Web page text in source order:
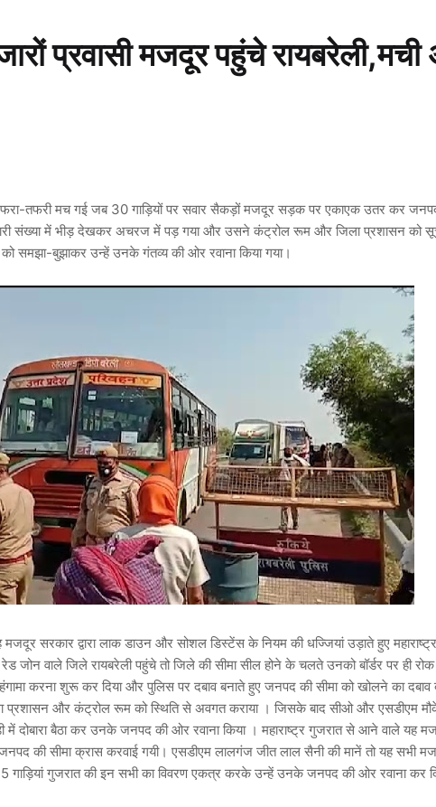
प्रवासी मजदूर पहुंचे रायबरेली,मची
अफरा-तफरी मच गई जब 30 गाड़ियों पर सवार सैकड़ों मजदूर सड़क पर एकाएक उतर कर
संख्या में भीड़ देखकर अचरज में पड़ गया और उसने कंट्रोल रूम और जिला प्रशासन को
समझा-बुझाकर उन्हें उनके गंतव्य की ओर रवाना किया गया।
सरकार द्वारा लाक डाउन और सोशल डिस्टेंस के नियम की धज्जियां उड़ाते हुए
वाले जिले रायबरेली पहुंचे तो जिले की सीमा सील होने के चलते उनको बॉर्डर पर ही रोक
करना शुरू कर दिया और पुलिस पर दबाव बनाते हुए जनपद की सीमा को खोलने का दबाव
प्रशासन और कंट्रोल रूम को स्थिति से अवगत कराया । जिसके बाद सीओ और एसडीएम
दोबारा बैठा कर उनके जनपद की ओर रवाना किया । महाराष्ट्र गुजरात से आने वाले यह
की सीमा क्रास करवाई गयी। एसडीएम लालगंज जीत लाल सैनी की मानें तो यह सभी
गाड़ियां गुजरात की इन सभी का विवरण एकत्र करके उन्हें उनके जनपद की ओर रवाना कर